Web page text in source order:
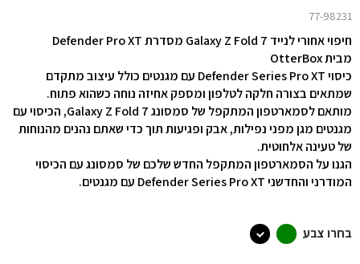
77-98231
חיפוי אחורי לנייד Galaxy Z Fold 7 מסדרת Defender Pro XT
מבית OtterBox
כיסוי Defender Series Pro XT עם מגנטים כולל עיצוב מתקדם
שמתאים בצורה חלקה לטלפון ומספק אחיזה נוחה כשהוא פתוח.
מותאם לסמארטפון המתקפל של סמסונג Galaxy Z Fold 7, הכיסוי עם
מגנטים מגן מפני נפילות, אבק ופגיעות תוך כדי שאתם נהנים מהנוחות
של טעינה אלחוטית.
הגנו על הסמארטפון המתקפל החדש שלכם של סמסונג עם הכיסוי
המודרני והחדשני Defender Series Pro XT עם מגנטים.
בחרו צבע